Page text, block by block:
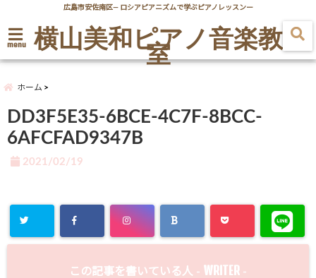
広島市安佐南区― ロシアピアニズムで学ぶピアノレッスンー
menu 横山美和ピアノ音楽教
室
ホーム
DD3F5E35-6BCE-4C7F-8BCC-
6AFCFAD9347B
2021/02/19
この記事を書いている人 - WRITER -